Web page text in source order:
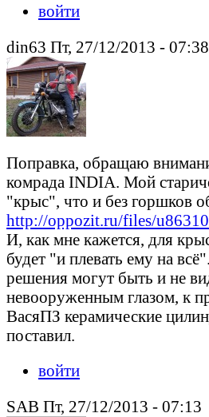
войти
din63 Пт, 27/12/2013 - 07:38
Поправка, обращаю
комрада INDIA. Мой
"крыс", что и без горшков
http://oppozit.ru/files/
И, как мне кажется, для
будет "и плевать ему на
решения могут быть и не
невооруженным глазом, к
ВасяПЗ керамические
поставил.
войти
SAB Пт, 27/12/2013 - 07:13